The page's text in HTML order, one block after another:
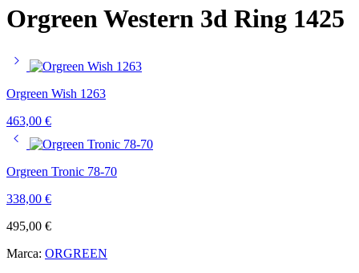
Orgreen Western 3d Ring 1425
Orgreen Wish 1263
463,00 €
Orgreen Tronic 78-70
338,00 €
495,00 €
Marca: ORGREEN